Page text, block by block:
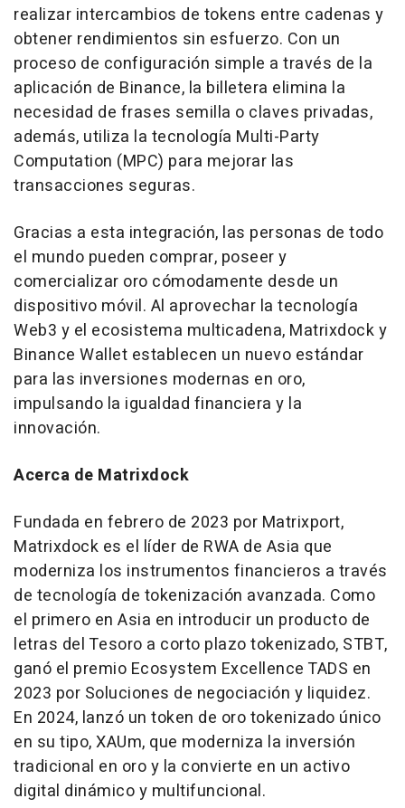
realizar intercambios de tokens entre cadenas y
obtener rendimientos sin esfuerzo. Con un
proceso de configuración simple a través de la
aplicación de Binance, la billetera elimina la
necesidad de frases semilla o claves privadas,
además, utiliza la tecnología Multi-Party
Computation (MPC) para mejorar las
transacciones seguras.
Gracias a esta integración, las personas de todo
el mundo pueden comprar, poseer y
comercializar oro cómodamente desde un
dispositivo móvil. Al aprovechar la tecnología
Web3 y el ecosistema multicadena, Matrixdock y
Binance Wallet establecen un nuevo estándar
para las inversiones modernas en oro,
impulsando la igualdad financiera y la
innovación.
Acerca de Matrixdock
Fundada en febrero de 2023 por Matrixport,
Matrixdock es el líder de RWA de Asia que
moderniza los instrumentos financieros a través
de tecnología de tokenización avanzada. Como
el primero en Asia en introducir un producto de
letras del Tesoro a corto plazo tokenizado, STBT,
ganó el premio Ecosystem Excellence TADS en
2023 por Soluciones de negociación y liquidez.
En 2024, lanzó un token de oro tokenizado único
en su tipo, XAUm, que moderniza la inversión
tradicional en oro y la convierte en un activo
digital dinámico y multifuncional.